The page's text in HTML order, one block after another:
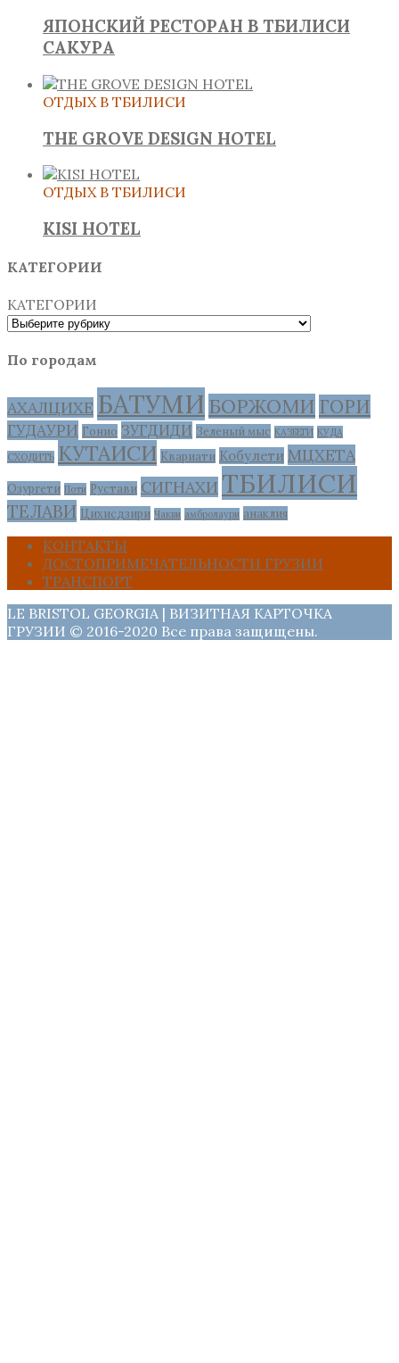
ЯПОНСКИЙ РЕСТОРАН В ТБИЛИСИ
САКУРА
ОТДЫХ В ТБИЛИСИ
THE GROVE DESIGN HOTEL
ОТДЫХ В ТБИЛИСИ
KISI HOTEL
КАТЕГОРИИ
КАТЕГОРИИ
По городам
АХАЛЦИХЕ БАТУМИ БОРЖОМИ ГОРИ
ГУДАУРИ Гонио ЗУГДИДИ Зеленый мыс КАЗБЕГИ КУДА
СХОДИТЬ КУТАИСИ Квариати Кобулети МЦХЕТА
Озургети Поти Рустави СИГНАХИ ТБИЛИСИ
ТЕЛАВИ Цихисдзири Чакви амбролаури анаклия
КОНТАКТЫ
ДОСТОПРИМЕЧАТЕЛЬНОСТИ ГРУЗИИ
ТРАНСПОРТ
LE BRISTOL GEORGIA | ВИЗИТНАЯ КАРТОЧКА
ГРУЗИИ © 2016-2020 Все права защищены.